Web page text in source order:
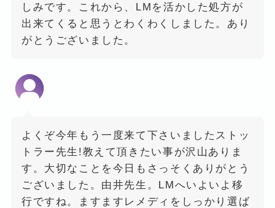
しみです。これから、LMを活かした処方が
出来てくると思うとわくわくしました。あり
がとうございました。
よくぞ今年もう一度来て下さいましたストッ
トラー先生!教えて頂きたい事が沢山ありま
す。大切なことを今日もさっそくありがとう
ございました。由井先生。LMへいよいよ移
行ですね。ますますレメディをしっかり選ば